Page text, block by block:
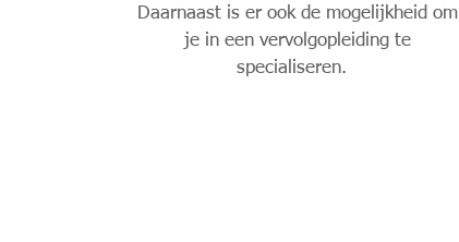
Daarnaast is er ook de mogelijkheid om
je in een vervolgopleiding te
specialiseren.